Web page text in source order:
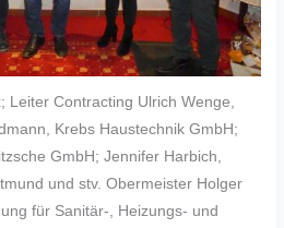
Leiter Contracting Ulrich Wenge,
Krebs Haustechnik GmbH;
GmbH; Jennifer Harbich,
und stv. Obermeister Holger
für Sanitär-, Heizungs- und